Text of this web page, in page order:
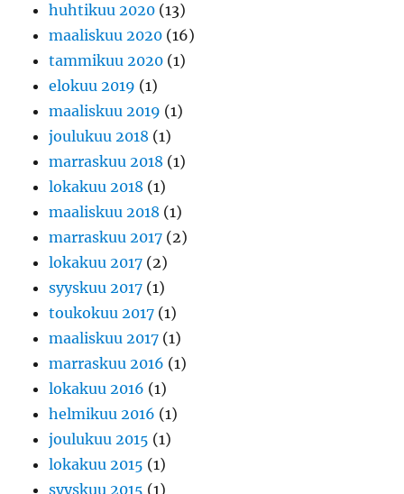
huhtikuu 2020 (13)
maaliskuu 2020 (16)
tammikuu 2020 (1)
elokuu 2019 (1)
maaliskuu 2019 (1)
joulukuu 2018 (1)
marraskuu 2018 (1)
lokakuu 2018 (1)
maaliskuu 2018 (1)
marraskuu 2017 (2)
lokakuu 2017 (2)
syyskuu 2017 (1)
toukokuu 2017 (1)
maaliskuu 2017 (1)
marraskuu 2016 (1)
lokakuu 2016 (1)
helmikuu 2016 (1)
joulukuu 2015 (1)
lokakuu 2015 (1)
syyskuu 2015 (1)